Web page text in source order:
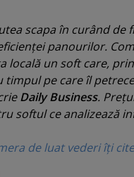
scapa în curând de
panourilor.
locală un soft care,
timpul pe care îl
Daily Business.
softul ce analizează
de luat vederi îţi